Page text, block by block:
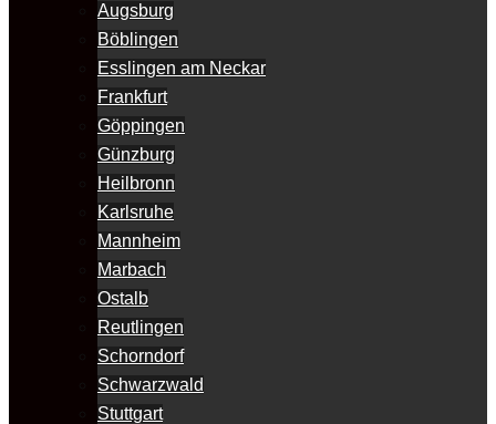
Augsburg
Böblingen
Esslingen am Neckar
Frankfurt
Göppingen
Günzburg
Heilbronn
Karlsruhe
Mannheim
Marbach
Ostalb
Reutlingen
Schorndorf
Schwarzwald
Stuttgart